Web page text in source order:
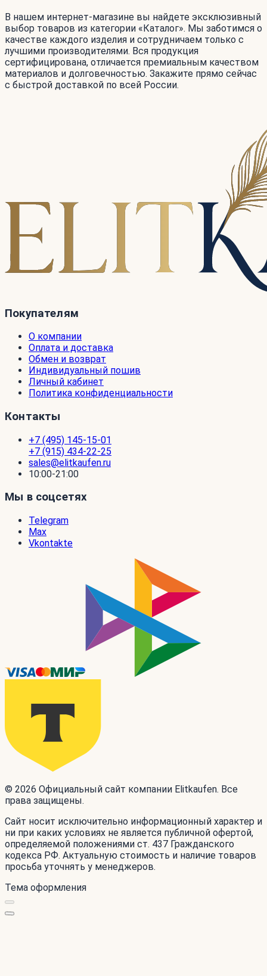
В нашем интернет-магазине вы найдете эксклюзивный
выбор товаров из категории «Каталог». Мы заботимся о
качестве каждого изделия и сотрудничаем только с
лучшими производителями. Вся продукция
сертифицирована, отличается премиальным качеством
материалов и долговечностью. Закажите прямо сейчас
с быстрой доставкой по всей России.
Покупателям
О компании
Оплата и доставка
Обмен и возврат
Индивидуальный пошив
Личный кабинет
Политика конфиденциальности
Контакты
+7 (495) 145-15-01
+7 (915) 434-22-25
sales@elitkaufen.ru
10:00-21:00
Мы в соцсетях
Telegram
Max
Vkontakte
© 2026 Официальный сайт компании Elitkaufen. Все
права защищены.
Сайт носит исключительно информационный характер и
ни при каких условиях не является публичной офертой,
определяемой положениями ст. 437 Гражданского
кодекса РФ. Актуальную стоимость и наличие товаров
просьба уточнять у менеджеров.
Тема оформления